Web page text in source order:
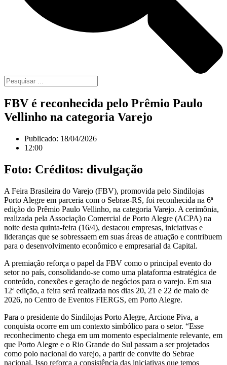
FBV é reconhecida pelo Prêmio Paulo
Vellinho na categoria Varejo
Publicado: 18/04/2026
12:00
Foto: Créditos: divulgação
A Feira Brasileira do Varejo (FBV), promovida pelo Sindilojas
Porto Alegre em parceria com o Sebrae-RS, foi reconhecida na 6ª
edição do Prêmio Paulo Vellinho, na categoria Varejo. A cerimônia,
realizada pela Associação Comercial de Porto Alegre (ACPA) na
noite desta quinta-feira (16/4), destacou empresas, iniciativas e
lideranças que se sobressaem em suas áreas de atuação e contribuem
para o desenvolvimento econômico e empresarial da Capital.
A premiação reforça o papel da FBV como o principal evento do
setor no país, consolidando-se como uma plataforma estratégica de
conteúdo, conexões e geração de negócios para o varejo. Em sua
12ª edição, a feira será realizada nos dias 20, 21 e 22 de maio de
2026, no Centro de Eventos FIERGS, em Porto Alegre.
Para o presidente do Sindilojas Porto Alegre, Arcione Piva, a
conquista ocorre em um contexto simbólico para o setor. “Esse
reconhecimento chega em um momento especialmente relevante, em
que Porto Alegre e o Rio Grande do Sul passam a ser projetados
como polo nacional do varejo, a partir de convite do Sebrae
nacional. Isso reforça a consistência das iniciativas que temos